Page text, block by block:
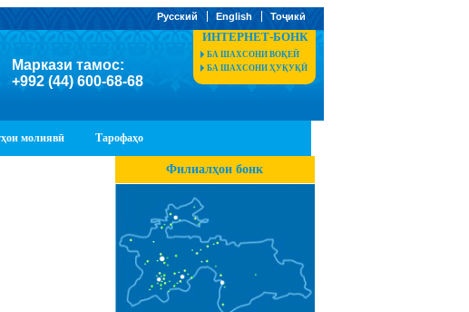
Русский English Тоҷикӣ
Маркази тамос:
+992 (44) 600-68-68
ИНТЕРНЕТ-БОНК
БА ШАХСОНИ ВОҚЕӢ
БА ШАХСОНИ ҲУҚУҚӢ
молиявӣ Тарофаҳо
Филиалҳои бонк